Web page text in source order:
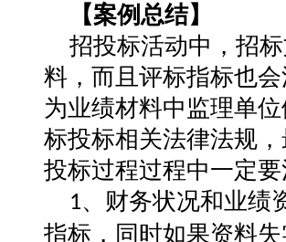
【案例总结】
招投标活动中，招
料，而且评标指标也
为业绩材料中监理单
标投标相关法律法规
投标过程过程中一定要
1、 财务状况和业绩
指标，同时如果资料